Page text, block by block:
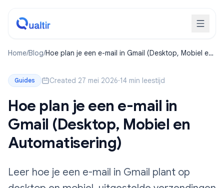
Home/Blog/Hoe plan je een e-mail in Gmail (Desktop, Mobiel en
Guides Created 27 mei 2026·14 min leestijd
Hoe plan je een e-mail in
Gmail (Desktop, Mobiel en
Automatisering)
Leer hoe je een e-mail in Gmail plant op